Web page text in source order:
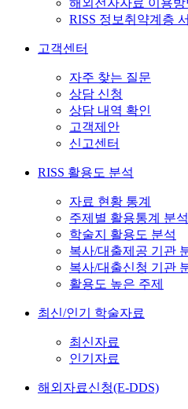
해외전자자료 이용방
RISS 정보취약계층
고객센터
자주 찾는 질문
상담 신청
상담 내역 확인
고객제안
신고센터
RISS 활용도 분석
자료 현황 통계
주제별 활용통계 분석
학술지 활용도 분석
복사/대출제공 기관
복사/대출신청 기관
활용도 높은 주제
최신/인기 학술자료
최신자료
인기자료
해외자료신청(E-DDS)